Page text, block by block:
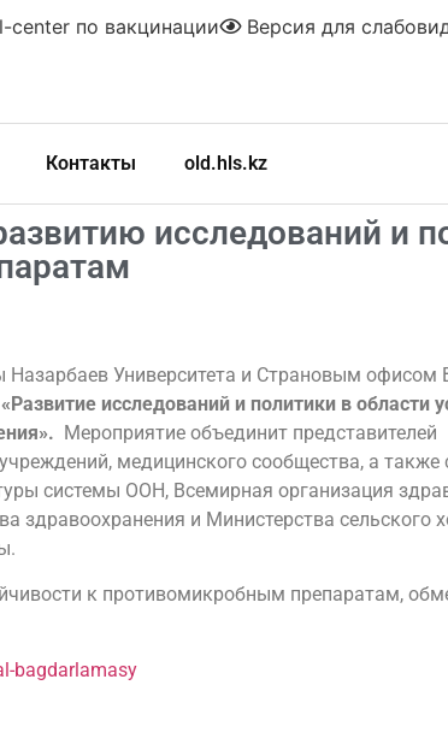
Версия для
center по вакцинации
Контакты old.hls.kz
исследований и
Университета и Страновым офисом
«Развитие исследований и политики в области
Мероприятие объединит представителей
медицинского сообщества, а также
системы ООН, Всемирная организация
и Министерства сельского
к противомикробным препаратам,
bagdarlamasy